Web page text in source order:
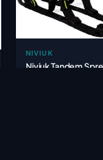
NIVIUK
Niviuk Tandem